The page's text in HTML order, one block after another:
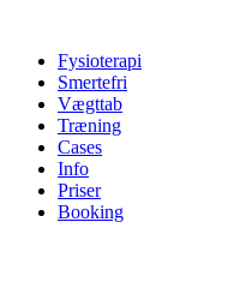
Fysioterapi
Smertefri
Vægttab
Træning
Cases
Info
Priser
Booking